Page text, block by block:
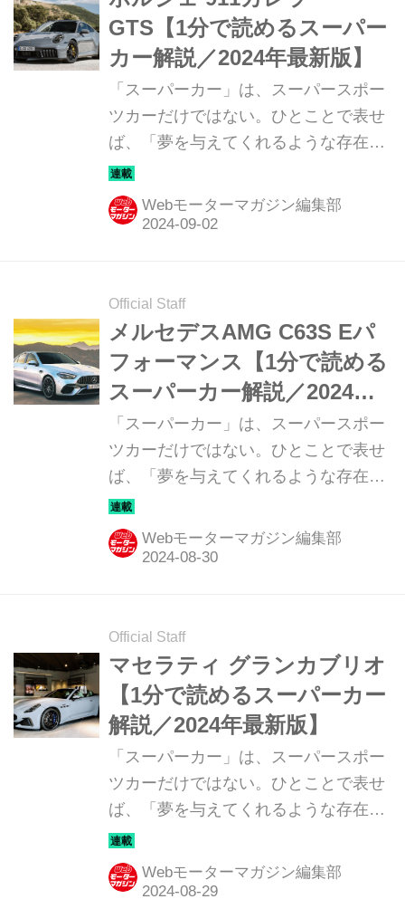
GTS【1分で読めるスーパー
カー解説／2024年最新版】
「スーパーカー」は、スーパースポー
ツカーだけではない。ひとことで表せ
ば、「夢を与えてくれるような存在」
だ。ここでは、国内外のそんな魅力あ
るモデルたちを簡単に紹介していこ
う。今回は、ポルシェ 911カレラ
Webモーターマガジン編集部
Official Staff
メルセデスAMG C63S Eパ
フォーマンス【1分で読める
スーパーカー解説／2024年
最新版】
「スーパーカー」は、スーパースポー
ツカーだけではない。ひとことで表せ
ば、「夢を与えてくれるような存在」
だ。ここでは、国内外のそんな魅力あ
るモデルたちを簡単に紹介していこ
う。今回は、メルセデスAMG C63S E
Webモーターマガジン編集部
Official Staff
マセラティ グランカブリオ
【1分で読めるスーパーカー
解説／2024年最新版】
「スーパーカー」は、スーパースポー
ツカーだけではない。ひとことで表せ
ば、「夢を与えてくれるような存在」
だ。ここでは、国内外のそんな魅力あ
るモデルたちを簡単に紹介していこ
う。今回は、マセラティ グランカブリ
Webモーターマガジン編集部